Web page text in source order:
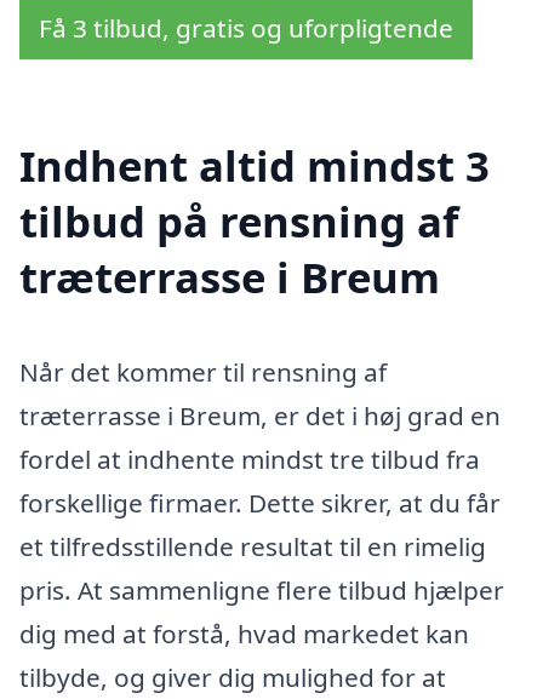
Få 3 tilbud, gratis og uforpligtende
Indhent altid mindst 3
tilbud på rensning af
træterrasse i Breum
Når det kommer til rensning af
træterrasse i Breum, er det i høj grad en
fordel at indhente mindst tre tilbud fra
forskellige firmaer. Dette sikrer, at du får
et tilfredsstillende resultat til en rimelig
pris. At sammenligne flere tilbud hjælper
dig med at forstå, hvad markedet kan
tilbyde, og giver dig mulighed for at